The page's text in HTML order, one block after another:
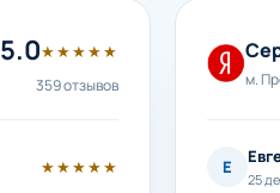
5.0★★★★★
359 отзывов
★★★★★
м.
Е
25